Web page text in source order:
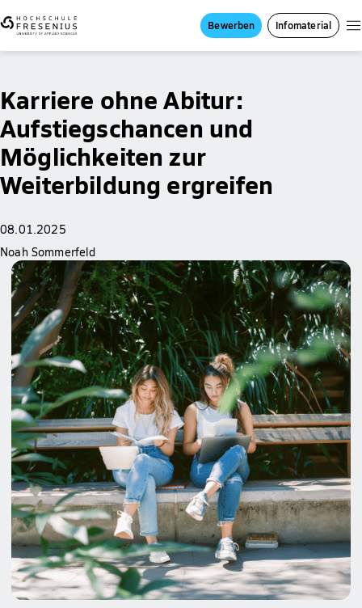
Bewerben Infomaterial
Karriere ohne Abitur:
Aufstiegschancen und
Möglichkeiten zur
Weiterbildung ergreifen
08.01.2025
Noah Sommerfeld